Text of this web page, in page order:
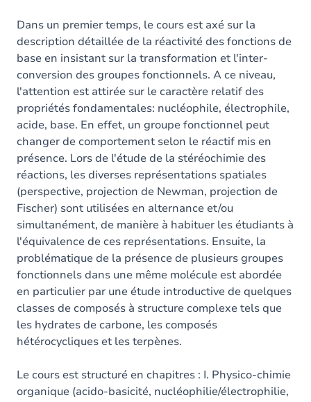
Dans un premier temps, le cours est axé sur la
description détaillée de la réactivité des fonctions de
base en insistant sur la transformation et l'inter-
conversion des groupes fonctionnels. A ce niveau,
l'attention est attirée sur le caractère relatif des
propriétés fondamentales: nucléophile, électrophile,
acide, base. En effet, un groupe fonctionnel peut
changer de comportement selon le réactif mis en
présence. Lors de l'étude de la stéréochimie des
réactions, les diverses représentations spatiales
(perspective, projection de Newman, projection de
Fischer) sont utilisées en alternance et/ou
simultanément, de manière à habituer les étudiants à
l'équivalence de ces représentations. Ensuite, la
problématique de la présence de plusieurs groupes
fonctionnels dans une même molécule est abordée
en particulier par une étude introductive de quelques
classes de composés à structure complexe tels que
les hydrates de carbone, les composés
hétérocycliques et les terpènes.
Le cours est structuré en chapitres : I. Physico-chimie
organique (acido-basicité, nucléophilie/électrophilie,